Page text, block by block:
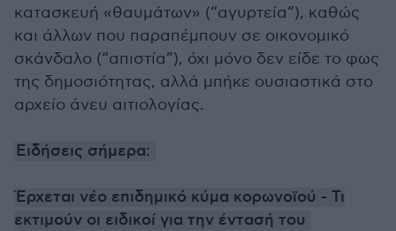
κατασκευή «θαυμάτων» (“αγυρτεία”), καθώς
και άλλων που παραπέμπουν σε οικονομικό
σκάνδαλο (“απιστία”), όχι μόνο δεν είδε το φως
της δημοσιότητας, αλλά μπήκε ουσιαστικά στο
αρχείο άνευ αιτιολογίας.
Ειδήσεις σήμερα:
Έρχεται νέο επιδημικό κύμα κορωνοϊού - Τι
εκτιμούν οι ειδικοί για την έντασή του